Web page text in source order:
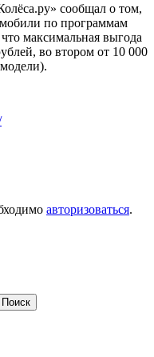
сообщал о том,
по программам
максимальная выгода
во втором от 10 000
авторизоваться.